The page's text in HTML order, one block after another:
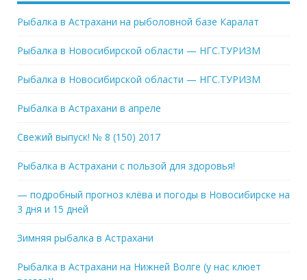
Рыбалка в Астрахани на рыболовной базе Каралат
Рыбалка в Новосибирской области — НГС.ТУРИЗМ
Рыбалка в Новосибирской области — НГС.ТУРИЗМ
Рыбалка в Астрахани в апреле
Свежий выпуск! № 8 (150) 2017
Рыбалка в Астрахани с пользой для здоровья!
— подробный прогноз клёва и погоды в Новосибирске на
3 дня и 15 дней
Зимняя рыбалка в Астрахани
Рыбалка в Астрахани на Нижней Волге (у нас клюет